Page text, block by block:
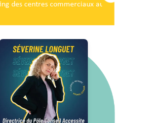
des centres commerciaux au service du